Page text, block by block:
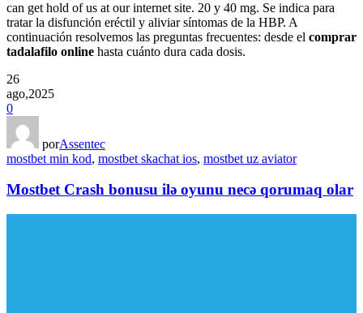
can get hold of us at our internet site. 20 y 40 mg. Se indica para
tratar la disfunción eréctil y aliviar síntomas de la HBP. A
continuación resolvemos las preguntas frecuentes: desde el comprar
tadalafilo online hasta cuánto dura cada dosis.
26
ago,2025
0
porAssentec
mostbet min kod, mostbet skachat ios, mostbet uz aviator
Mostbet Crash bonusu ilə oyunu necə qorumaq olar